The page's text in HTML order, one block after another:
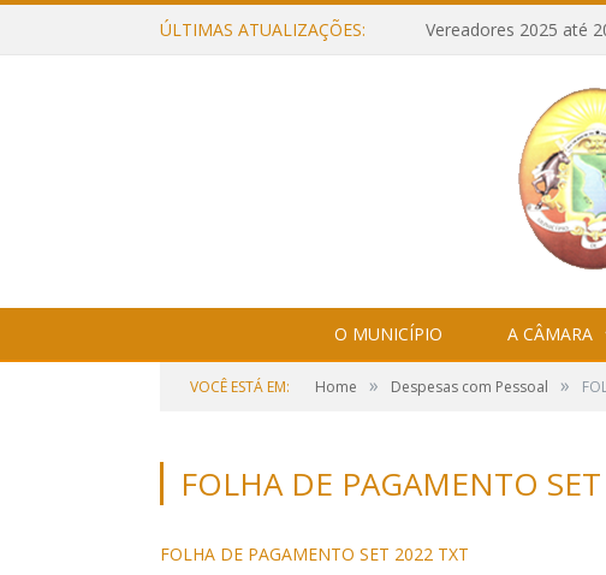
ÚLTIMAS ATUALIZAÇÕES: Vereadores 2025 até
O MUNICÍPIO A CÂMARA
VOCÊ ESTÁ EM: Home » Despesas com Pessoal »
FOLHA DE PAGAMENTO
FOLHA DE PAGAMENTO SET 2022 TXT